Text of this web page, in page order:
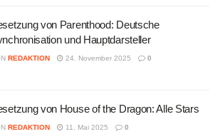
von Parenthood: Deutsche
und Hauptdarsteller
REDAKTION 24. November 2025 0
von House of the Dragon: Alle Stars
REDAKTION 11. Mai 2025 0